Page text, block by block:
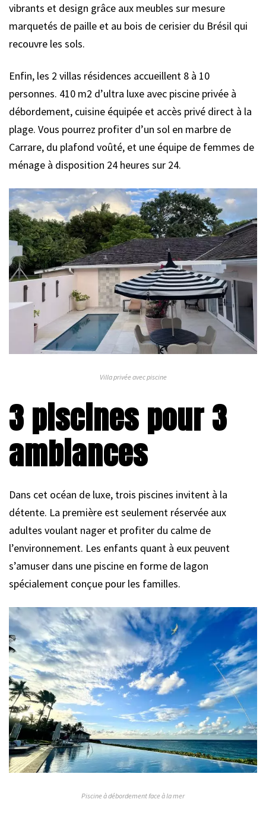
vibrants et design grâce aux meubles sur mesure
marquetés de paille et au bois de cerisier du Brésil qui
recouvre les sols.
Enfin, les 2 villas résidences accueillent 8 à 10
personnes. 410 m2 d’ultra luxe avec piscine privée à
débordement, cuisine équipée et accès privé direct à la
plage. Vous pourrez profiter d’un sol en marbre de
Carrare, du plafond voûté, et une équipe de femmes de
ménage à disposition 24 heures sur 24.
Villa privée avec piscine
3 piscines pour 3
ambiances
Dans cet océan de luxe, trois piscines invitent à la
détente. La première est seulement réservée aux
adultes voulant nager et profiter du calme de
l’environnement. Les enfants quant à eux peuvent
s’amuser dans une piscine en forme de lagon
spécialement conçue pour les familles.
Piscine à débordement face à la mer